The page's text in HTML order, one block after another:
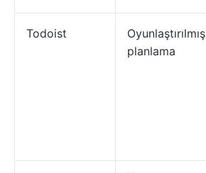
Todoist
Oyunlaştırılmış
planlama